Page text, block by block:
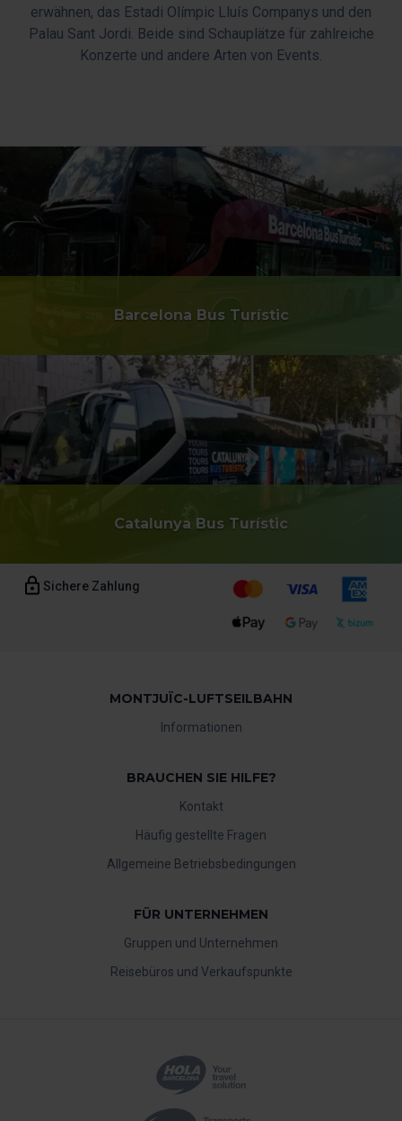
erwähnen, das Estadi Olímpic Lluís Companys und den
Palau Sant Jordi. Beide sind Schauplätze für zahlreiche
Konzerte und andere Arten von Events.
Barcelona Bus Turístic
Catalunya Bus Turístic
Sichere Zahlung
MONTJUÏC-LUFTSEILBAHN
Informationen
BRAUCHEN SIE HILFE?
Kontakt
Häufig gestellte Fragen
Allgemeine Betriebsbedingungen
FÜR UNTERNEHMEN
Gruppen und Unternehmen
Reisebüros und Verkaufspunkte